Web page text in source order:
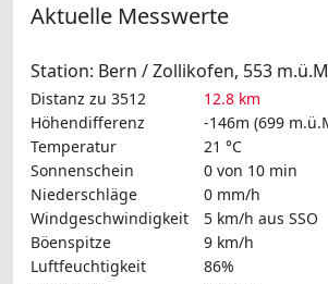
Aktuelle Messwerte
Station: Bern / Zollikofen, 553
Distanz zu 3512
12.8 km
Höhendifferenz
-146m (699
Temperatur
21 °C
Sonnenschein
0 von 10 min
Niederschläge
0 mm/h
Windgeschwindigkeit
5 km/h aus SSO
Böenspitze
9 km/h
Luftfeuchtigkeit
86%